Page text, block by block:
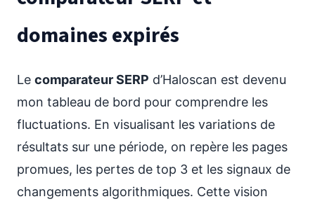
domaines expirés
Le comparateur SERP d’Haloscan est devenu
mon tableau de bord pour comprendre les
fluctuations. En visualisant les variations de
résultats sur une période, on repère les pages
promues, les pertes de top 3 et les signaux de
changements algorithmiques. Cette vision